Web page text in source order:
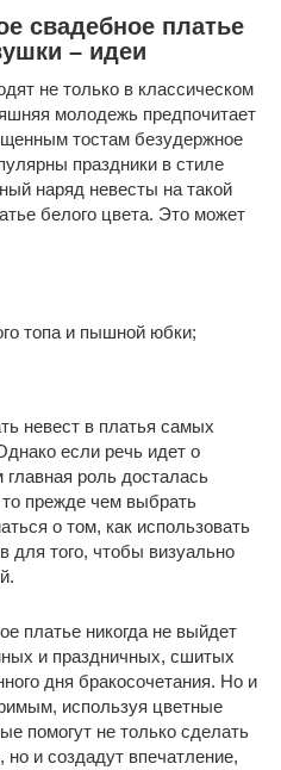
свадебное платье
– идеи
не только в классическом
молодежь предпочитает
тостам безудержное
праздники в стиле
наряд невесты на такой
белого цвета. Это может
топа и пышной юбки;
невест в платья самых
если речь идет о
главная роль досталась
прежде чем выбрать
о том, как использовать
для того, чтобы визуально
платье никогда не выйдет
и праздничных, сшитых
дня бракосочетания. Но и
используя цветные
помогут не только сделать
и создадут впечатление,